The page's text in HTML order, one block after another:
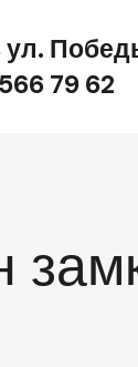
ул.
79 62